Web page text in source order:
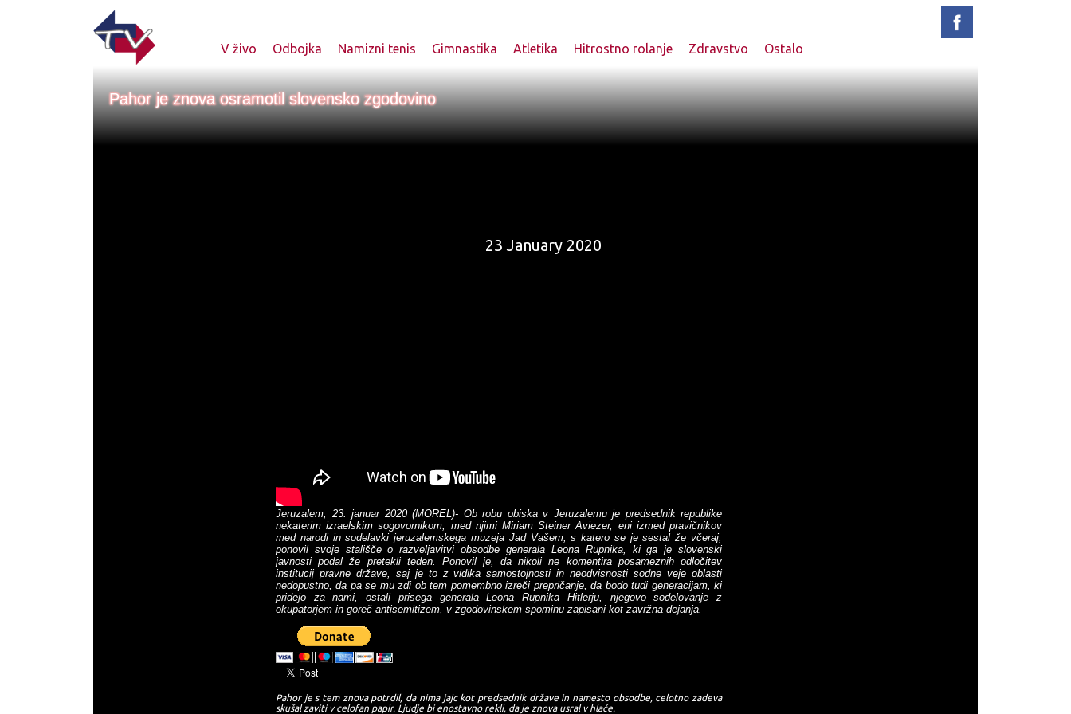
V živo Odbojka Namizni tenis Gimnastika Atletika Hitrostno rolanje Zdravstvo Ostalo
Pahor je znova osramotil slovensko zgodovino
23 January 2020
Jeruzalem, 23. januar 2020 (MOREL)- Ob robu obiska v Jeruzalemu je predsednik republike
nekaterim izraelskim sogovornikom, med njimi Miriam Steiner Aviezer, eni izmed pravičnikov
med narodi in sodelavki jeruzalemskega muzeja Jad Vašem, s katero se je sestal že včeraj,
ponovil svoje stališče o razveljavitvi obsodbe generala Leona Rupnika, ki ga je slovenski
javnosti podal že pretekli teden. Ponovil je, da nikoli ne komentira posameznih odločitev
institucij pravne države, saj je to z vidika samostojnosti in neodvisnosti sodne veje oblasti
nedopustno, da pa se mu zdi ob tem pomembno izreči prepričanje, da bodo tudi generacijam, ki
pridejo za nami, ostali prisega generala Leona Rupnika Hitlerju, njegovo sodelovanje z
okupatorjem in goreč antisemitizem, v zgodovinskem spominu zapisani kot zavržna dejanja.
Pahor je s tem znova potrdil, da nima jajc kot predsednik države in namesto obsodbe, celotno zadeva
skušal zaviti v celofan papir. Ljudje bi enostavno rekli, da je znova usral v hlače.